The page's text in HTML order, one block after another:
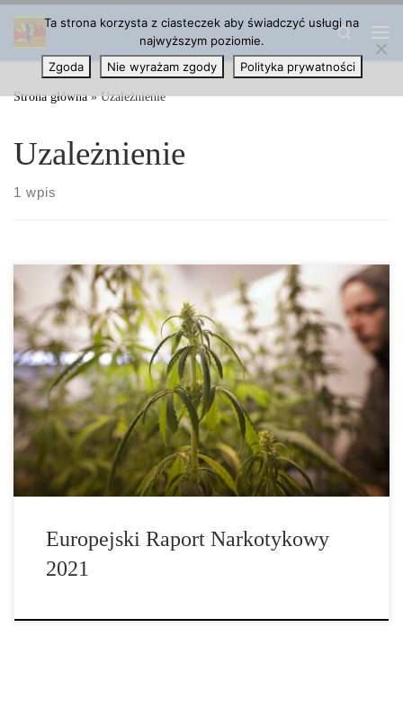
Przejdź do treści
Search
Strona główna » Uzależnienie
Uzależnienie
1 wpis
Cannabis w Liczbach Europejski raport narkotykowy został
opublikowany 6 czerwca. Jednak niektóre liczby w nim zawarte
odnoszą się do roku […]
Europejski Raport Narkotykowy
2021
Ta strona korzysta z ciasteczek aby świadczyć usługi na
najwyższym poziomie.
Zgoda
Nie wyrażam zgody Polityka prywatności